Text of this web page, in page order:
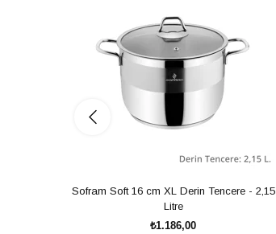
Sofram Soft 16 cm XL Derin Tencere - 2,15
Litre
₺1.186,00